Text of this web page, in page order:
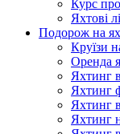
Курс
Яхтові
Подорож на
Круїзи
Оренда
Яхтинг
Яхтинг
Яхтинг в
Яхтинг